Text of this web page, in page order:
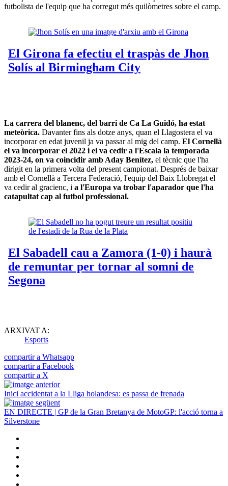
futbolista de l'equip que ha corregut més quilòmetres sobre el camp.
La carrera del blanenc, del barri de Ca La Guidó, ha estat
meteòrica. Davanter fins als dotze anys, quan el Llagostera el va
incorporar en edat juvenil ja va passar al mig del camp. El Cornellà
el va incorporar el 2022 i el va cedir a l'Escala la temporada
2023-24, on va coincidir amb Aday Benítez, el tècnic que l'ha
dirigit en la primera volta del present campionat. Després de baixar
amb el Cornellà a Tercera Federació, l'equip del Baix Llobregat el
va cedir al gracienc, i a l'Europa va trobar l'aparador que l'ha
catapultat cap al futbol professional.
ARXIVAT A:
Esports
compartir a Whatsapp
compartir a Facebook
compartir a X
Inici accidentat a la Lliga holandesa: es passa de frenada
EN DIRECTE | GP de la Gran Bretanya de MotoGP: l'acció torna a
Silverstone